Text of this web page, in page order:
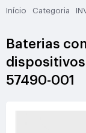
Início Categoria
Baterias
dispositivos
57490-001